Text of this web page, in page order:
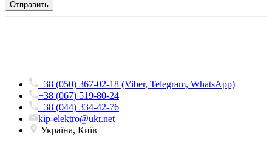
+38 (050) 367-02-18 (Viber, Telegram, WhatsApp)
+38 (067) 519-80-24
+38 (044) 334-42-76
kip-elektro@ukr.net
Україна, Київ